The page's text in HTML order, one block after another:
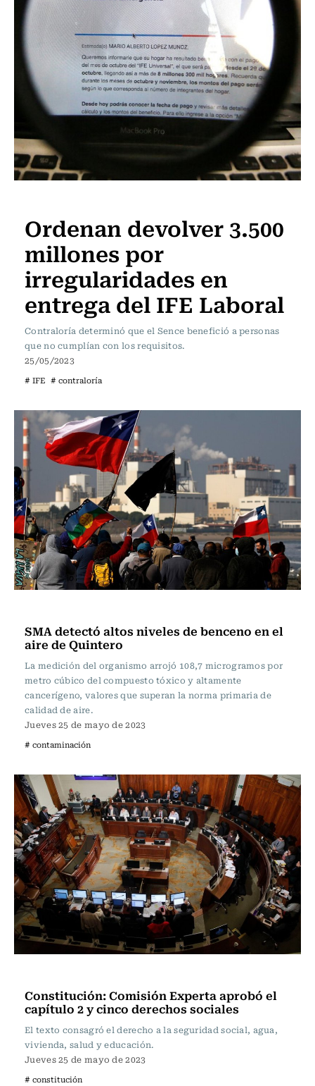
Ordenan devolver 3.500
millones por
irregularidades en
entrega del IFE Laboral
Contraloría determinó que el Sence benefició a personas
que no cumplían con los requisitos.
25/05/2023
# IFE # contraloría
SMA detectó altos niveles de benceno en el
aire de Quintero
La medición del organismo arrojó 108,7 microgramos por
metro cúbico del compuesto tóxico y altamente
cancerígeno, valores que superan la norma primaria de
calidad de aire.
Jueves 25 de mayo de 2023
# contaminación
Constitución: Comisión Experta aprobó el
capítulo 2 y cinco derechos sociales
El texto consagró el derecho a la seguridad social, agua,
vivienda, salud y educación.
Jueves 25 de mayo de 2023
# constitución